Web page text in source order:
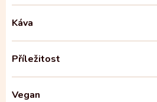
Káva
Příležitost
Vegan